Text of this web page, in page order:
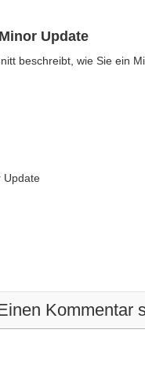
Update
beschreibt, wie Sie ein
Update
Kommentar